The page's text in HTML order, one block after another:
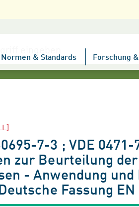
Normen & Standards Forschung
7-3 ; VDE
zur Beurteilung
- Anwendung
Fassung